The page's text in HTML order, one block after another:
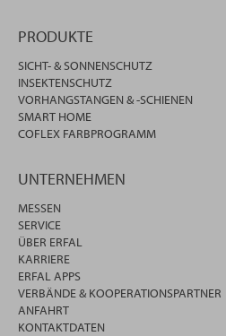
PRODUKTE
SICHT- & SONNENSCHUTZ
INSEKTENSCHUTZ
VORHANGSTANGEN & -SCHIENEN
SMART HOME
COFLEX FARBPROGRAMM
UNTERNEHMEN
MESSEN
SERVICE
ÜBER ERFAL
KARRIERE
ERFAL APPS
VERBÄNDE & KOOPERATIONSPARTNER
ANFAHRT
KONTAKTDATEN